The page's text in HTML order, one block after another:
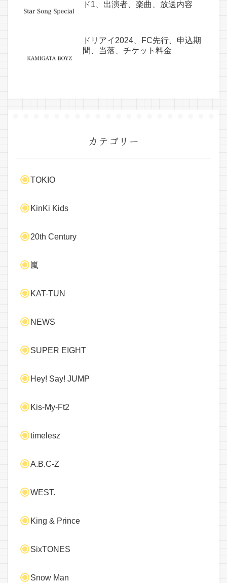
ド1、出演者、楽曲、放送内容
ドリアイ2024、FC先行、申込期
間、当落、チケット料金
カテゴリー
TOKIO
KinKi Kids
20th Century
嵐
KAT-TUN
NEWS
SUPER EIGHT
Hey! Say! JUMP
Kis-My-Ft2
timelesz
A.B.C-Z
WEST.
King & Prince
SixTONES
Snow Man